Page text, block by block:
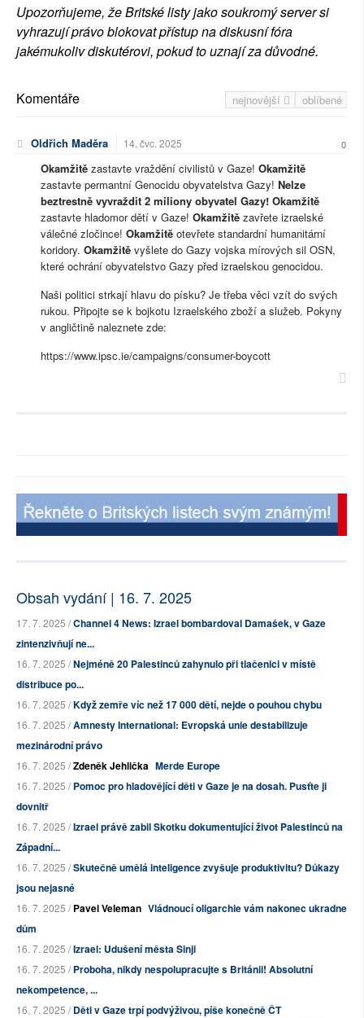
Upozorňujeme, že Britské listy jako soukromý server si
vyhrazují právo blokovat přístup na diskusní fóra
jakémukoliv diskutérovi, pokud to uznají za důvodné.
nejnovější oblíbené
Komentáře
Oldřich Maděra 14. čvc. 2025 0
Okamžitě zastavte vraždění civilistů v Gaze! Okamžitě
zastavte permantní Genocidu obyvatelstva Gazy! Nelze
beztrestně vyvraždit 2 miliony obyvatel Gazy! Okamžitě
zastavte hladomor dětí v Gaze! Okamžitě zavřete izraelské
válečné zločince! Okamžitě otevřete standardní humanitární
koridory. Okamžitě vyšlete do Gazy vojska mírových sil OSN,
které ochrání obyvatelstvo Gazy před izraelskou genocidou.
Naši politici strkají hlavu do písku? Je třeba věci vzít do svých
rukou. Připojte se k bojkotu Izraelského zboží a služeb. Pokyny
v angličtině naleznete zde:
https://www.ipsc.ie/campaigns/consumer-boycott
Obsah vydání | 16. 7. 2025
17. 7. 2025 /Channel 4 News: Izrael bombardoval Damašek, v Gaze
zintenzivňují ne...
16. 7. 2025 /Nejméně 20 Palestinců zahynulo při tlačenici v místě
distribuce po...
16. 7. 2025 /Když zemře víc než 17 000 dětí, nejde o pouhou chybu
16. 7. 2025 /Amnesty International: Evropská unie destabilizuje
mezinárodní právo
16. 7. 2025 /Zdeněk Jehlička Merde Europe
16. 7. 2025 /Pomoc pro hladovějící děti v Gaze je na dosah. Pusťte ji
dovnitř
16. 7. 2025 /Izrael právě zabil Skotku dokumentující život Palestinců na
Západní...
16. 7. 2025 /Skutečně umělá inteligence zvyšuje produktivitu? Důkazy
jsou nejasné
16. 7. 2025 /Pavel Veleman Vládnoucí oligarchie vám nakonec ukradne
dům
16. 7. 2025 /Izrael: Udušení města Sinji
16. 7. 2025 /Proboha, nikdy nespolupracujte s Británii! Absolutní
nekompetence, ...
16. 7. 2025 /Děti v Gaze trpí podvýživou, píše konečně ČT